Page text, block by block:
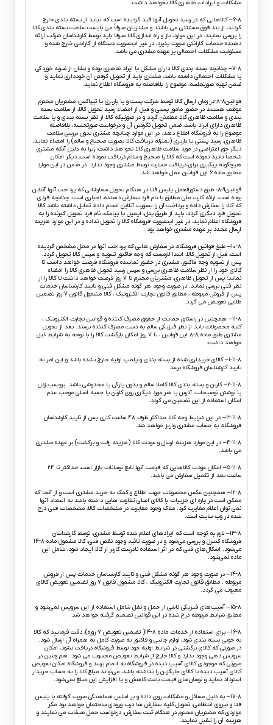
مشکلات و ایرادات ظاهری کالا نخواهد داشت.
۶-۸– کالاهایی که در رسید تحویل آنها قید گردیده است که نباید از بسته بندی خارج
گردند، از بند فوق مستثنی می باشند و مشتریان صرفاً می بایست سلامت بسته بندی کالا
را بررسی نمایند. در این موارد، باز و راه اندازی کالا صرفا باید توسط کارشناسان شرکت ارائه
دهنده خدمات گارانتی صورت پذیرد، در غیر اینصورت دستگاه از گارانتی خارج شده و
مسئولیت مشکلات احتمالی بر عهده مشتری می باشد.
۷-۸– چنانچه بسته بندی کالا دارای مشکل یا ایراد ظاهری بوده و نشان از ضربه خوردگی
یا مشکلات احتمالی داشته باشد، مشتری باید از تحویل گرفتن آن خودداری نماید و
ضمن تهیه صورتجلسه، موضوع را بلافاصله به فروشگاه اطلاع نماید.
قوانین۸-۸-در زمان ارسال کالا توسط شرکت پست و یا باربری یا تیپاکس، مشتریان محترم
موظف هستند در حضور مامور پستی و قبل از امضاء رسید تحویل کالا، از سلامت بسته
بندی و سلامت ظاهری کالا مطمئن گردد و در صورتیکه کالا از نظر بسته بندی و یا سلامت
ظاهری دارای ایراد باشد، ضمن تحویل نگرفتن آن و درخواست صورتجلسه، بلافاصله
موضوع را به فروشگاه اطلاع دهد. در این موارد چنانچه مشتری بدون بررسی سلامت
ظاهری، رسید پستی یا باربری (بمنزله دریافت کالا بصورت صحیح و سالم) را امضاء نماید،
دیگر حق اعتراضی در مورد سلامت ظاهری کالا نخواهد داشت، زیرا به دلیل آنکه مشتری
شخصاً تایید نموده است که کالا را صحیح و سالم دریافت نموده است، دیگر امکان
هیچگونه پیگیری برای دریافت خسارت توسط مشتری وجود ندارد. در ضمن در این موارد
مطابق ماده ۶ این قوانین عمل خواهد شد.
قوانین۹-۸- طبق دستورالعمل پلیس فتا در هنگام تحویل سفارشاتی که پرداخت آنها آنلاین
بوده است، ارائه کارت ملی مطابق با نام فرد سفارش دهنده، اجباری است. چنانچه فردی
که کالا را سفارش داده و پرداخت آن را بصورت آنلاین انجام داده، تمایل داشته باشد کالا
تحویل فرد دیگری گردد، باید از طریق پنل، ایمیل یا پیامک، نام فرد تحویل گیرنده را به
فروشگاه اعلام نماید، در غیر اینصورت فروشگاه کالا را تحویل نداده و در این موارد هزینه
ارسال مجدد بر عهده مشتری خواهد بود.
۱۰-۸– طبق قوانین فروشگاه، در سفارش هایی که پرداخت آنها در محل مشخص گردیده
است، قبل از تحویل کالا، ابتدا لازمست که وجه فاکتور تسویه و سپس کالا تحویل گردد.
پس از تسویه وجه فاکتور، مشتری در حضور نماینده فروشگاه فرصت خواهد داشت تا
کالای خود را از نظر سلامت ظاهری بررسی و سپس رسید تحویل ظاهری کالا را امضاء
نماید؛ پس از تحویل ظاهری، مشتریان محترم تا ۷ روز فرصت خواهد داشت تا کالا را از
نظر فنی بررسی نماید. در صورت وجود هر گونه مشکل فنی و تایید کارشناسان خدمات
پس از فروش مربوطه ، مطابق قانون تجارت الکترونیک ، کالا مشمول قانون ۷ روز تضمین
طلایی تعویض می گردد.
۱۱-۸– همچنین در راستای حمایت از حقوق مصرف کننده و قوانین تجارت الکترونیک ،
کلیه محصولات باید از نظر فیزیکی سالم به دست مصرف کننده برسند. بعد از تحویل
مشتری طبق ماده ۸-۸ این قوانین ، تا ۷ روز امکان بازگشت کالا را با توجه به شرایط ذیل
خواهد داشت:
۱-۱۱-۸– کالای خریداری شده از بسته بندی و پلمپ اولیه خارج نشده باشد و این امر به
تایید کارشناسان فروشگاه برسد.
۲-۱۱-۸– کارتن و بسته بندی کالا کاملا سالم و بدون پارگی یا مخدوشی باشد. برچسب زدن
یا نوشتن توضیحات، آدرس یا هر مورد دیگری روی کارتن یا جعبه اصلی موجب عدم
امکان استفاده از این تضمین می گردد.
۳-۱۱-۸– در این شرایط وجه کالا حداکثر ظرف ۴۸ ساعت کاری پس از تایید کارشناسان
فروشگاه، به حساب مشتری واریز خواهد شد.
۴-۱۱-۸– در این موارد هزینه ارسال و عودت کالا (هزینه رفت و برگشت) بر عهده مشتری
می باشد.
۵-۱۱-۸– امکان عودت کالاهایی که قیمت آنها تابع نوسانات بازار است، حداکثر تا ۲۴
ساعت بعد از تکمیل سفارش می باشد.
۱۲-۸– همچنین عکس محصولات جهت اطلاع و کمک به خرید مشتری است و از آنجا که
ممکن است در پاره ای جزییات با کالای اصلی تفاوت هایی داشته باشد به استناد آنها
نمی توان اعلام مغایرت کرد. ملاک وجود مغایرت در مشخصات کالا، مشخصات فنی درج
شده در وب سایت است.
۱۳-۸– لازم به توجه است که ایرادهای اعلام شده توسط مشتری، توسط کارشناسان
فروشگاه کنترل و بررسی می‏‌شود و در صورت تائید وجود نقص فنی، کالا مشمول ماده ۸-۱۴
می‏‌شود. اشکال‏‌های فنی که در اثر استفاده نادرست کاربر از کالا ایجاد شود، شامل این
ماده نمی‌‏شود.
۱۴-۸– در صورت وجود هر گونه مشکل فنی و تایید کارشناسان خدمات پس از فروش
مربوطه ، مطابق قانون تجارت الکترونیک ، کالا مشمول قانون ۷ روز تضمین تعویض کالای
معیوب می گردد.
۱۵-۸– آسیب‏‌های فیزیکی ناشی از حمل و نقل شامل استفاده از این سرویس نمی‏‌شود و
مطابق شرایط مربوطه درج شده در این قوانین تصمیم گرفته خواهد شد.
۱۶-۸– برای استفاده از خدمات ماده ۸-۱۴( تضمین تعویض ۷ روزه)، دقت فرمایید که کالا
به ‏خوبی بسته ‌بندی شود، لوازم جانبی و فاکتور به صورت کامل به همراه آن ارسال شود.
در صورتی که کالای برگشتی در شرایط اولیه خود توسط فروشگاه دریافت نشود، امکان
سرویس دهی وجود ندارد و کالا خارج از شرایط تعویض محسوب می شود. هم چنین در
صورتی که موجودی کالای آسیب دیده در فروشگاه به اتمام برسد و فروشگاه امکان تعویض
کالای آسیب دیده با کالای جایگزین را نداشته باشد، می‌تواند مبلغ کالا را به حساب خریدار
استرداد نماید و نوسان‏‌های قیمت باعث کاهش و یا افزایش این مبلغ نمی‌‏شود.
۱۷-۸– به دلیل مسائل و مشکلات روی داده و بر اساس هماهنگی صورت گرفته با پلیس
فتا و نیروی انتظامی، تحویل کلیه سفارش ها درب ورودی ساختمان خواهد بود مگر
مواردی که مشتریان محترم در هنگام ثبت سفارش، درخواست حمل طبقات می نمایند و
هزینه آن را تقبل نمایند.